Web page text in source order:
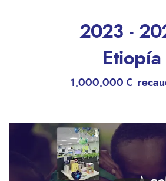
2023 -
Etiopía
1.000.000 €
Remote